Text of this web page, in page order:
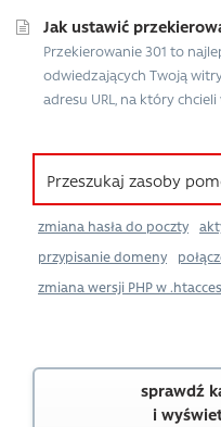
Jak ustawić
Przekierowanie 301 to
odwiedzających Twoją
adresu URL, na który chcieli
zmiana hasła do poczty
przypisanie domeny
zmiana wersji PHP w
sprawdź
i